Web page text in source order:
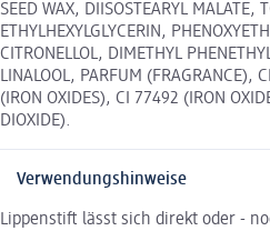
SEED WAX, DIISOSTEARYL MALATE,
ETHYLHEXYLGLYCERIN,
CITRONELLOL, DIMETHYL
LINALOOL, PARFUM (FRAGRANCE),
(IRON OXIDES), CI 77492 (IRON
DIOXIDE).
Verwendungshinweise
Lippenstift lässt sich direkt oder -